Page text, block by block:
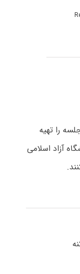
را تهیه
آزاد اسلامی